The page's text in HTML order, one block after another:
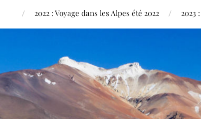
2022 : Voyage dans les Alpes été 2022 2023